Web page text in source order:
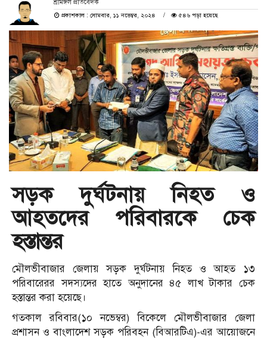
শ্রীমঙ্গল প্রতিবেদক
প্রকাশকাল : সোমবার, ১১ নভেম্বর, ২০২৪
৫৪৬ পড়া হয়েছে
সড়ক দুর্ঘটনায় নিহত ও
আহতদের পরিবারকে চেক
হস্তান্তর
মৌলভীবাজার জেলায় সড়ক দুর্ঘটনায় নিহত ও আহত ১৩
পরিবারেরর সদস্যদের হাতে অনুদানের ৪৫ লাখ টাকার চেক
হস্তান্তর করা হয়েছে।
গতকাল রবিবার(১০ নভেম্বর) বিকেলে মৌলভীবাজার জেলা
প্রশাসন ও বাংলাদেশ সড়ক পরিবহন (বিআরটিএ)-এর আয়োজনে